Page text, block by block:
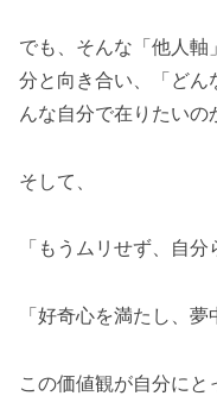
でも、そんな「他人軸
分と向き合い、「どん
んな自分で在りたいの
そして、
「もうムリせず、自
「好奇心を満たし、
この価値観が自分にと